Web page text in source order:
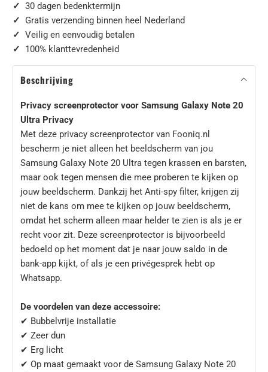
✓30 dagen bedenktermijn
✓ Gratis verzending binnen heel Nederland
✓Veilig en eenvoudig betalen
✓ 100% klanttevredenheid
Beschrijving
Privacy screenprotector voor Samsung Galaxy Note 20
Ultra Privacy
Met deze privacy screenprotector van Fooniq.nl
bescherm je niet alleen het beeldscherm van jou
Samsung Galaxy Note 20 Ultra tegen krassen en barsten,
maar ook tegen mensen die mee proberen te kijken op
jouw beeldscherm. Dankzij het Anti-spy filter, krijgen zij
niet de kans om mee te kijken op jouw beeldscherm,
omdat het scherm alleen maar helder te zien is als je er
recht voor zit. Deze screenprotector is bijvoorbeeld
bedoeld op het moment dat je naar jouw saldo in de
bank-app kijkt, of als je een privégesprek hebt op
Whatsapp.
De voordelen van deze accessoire:
✔ Bubbelvrije installatie
✔ Zeer dun
✔ Erg licht
✔ Op maat gemaakt voor de Samsung Galaxy Note 20